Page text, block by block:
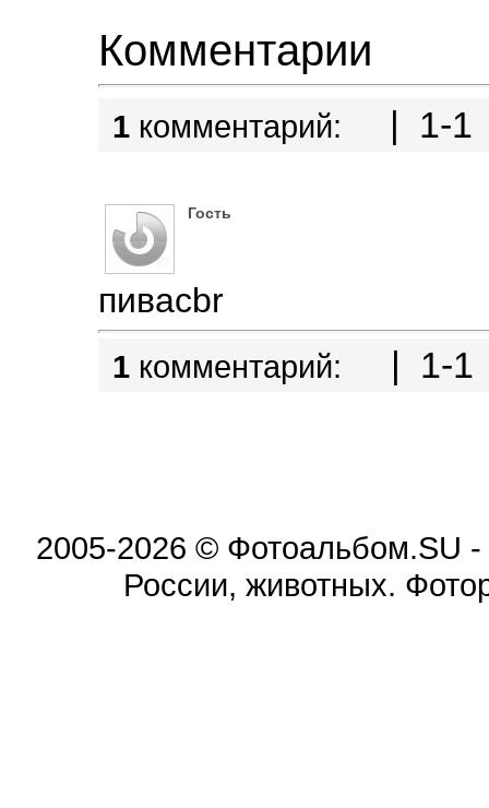
Комментарии
1 комментарий: | 1-1
Гость
пивасbr
1 комментарий: | 1-1
2005-2026 © Фотоальбом.SU -
России, животных.